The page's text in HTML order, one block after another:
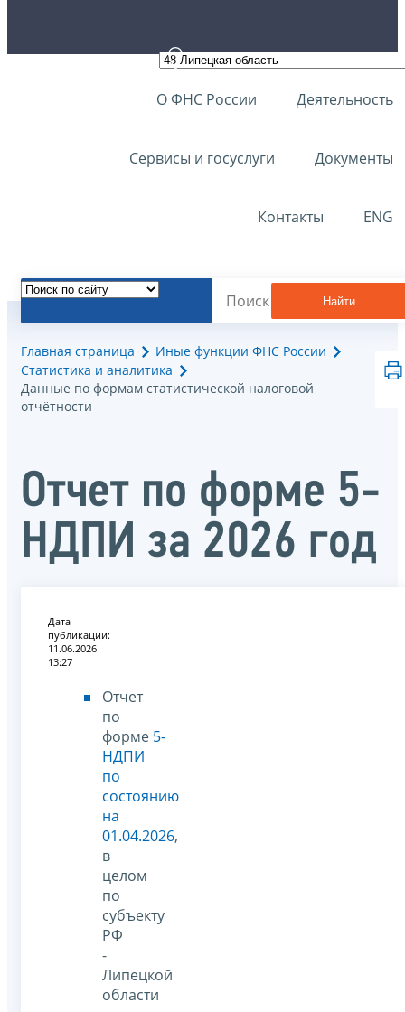
О ФНС России Деятельность
Сервисы и госуслуги Документы
Контакты ENG
Найти
Главная страница
Иные функции ФНС России
Статистика и аналитика
Данные по формам статистической налоговой
отчётности
Отчет по форме 5-
НДПИ за 2026 год
Дата
публикации:
11.06.2026
13:27
Отчет
по
форме 5-
НДПИ
по
состоянию
на
01.04.2026,
в
целом
по
субъекту
РФ
-
Липецкой
области